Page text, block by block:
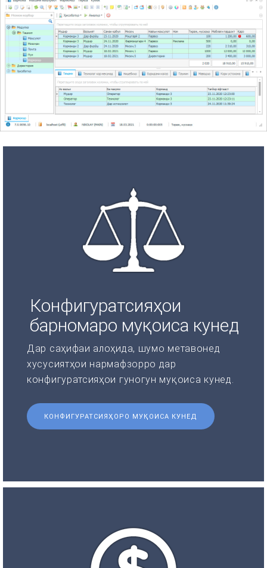
Конфигуратсияҳои
барномаро муқоиса кунед
Дар саҳифаи алоҳида, шумо метавонед
хусусиятҳои нармафзорро дар
конфигуратсияҳои гуногун муқоиса кунед.
КОНФИГУРАТСИЯҲОРО МУҚОИСА КУНЕД